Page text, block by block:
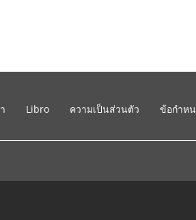
Libro ความเป็นส่วนตัว ข้อกำห